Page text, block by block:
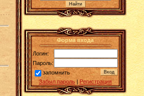
Форма входа
Логин:
Пароль:
запомнить
Забыл пароль | Регистрация